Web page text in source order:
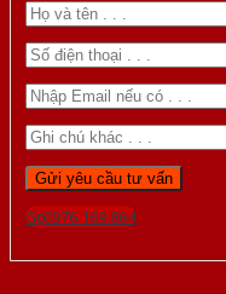
Gọi 0976.169.864